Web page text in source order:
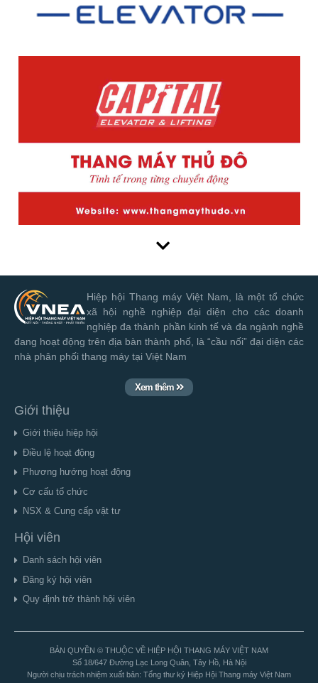
Hiệp hội Thang máy Việt Nam, là một tổ chức
xã hội nghề nghiệp đại diện cho các doanh
nghiệp đa thành phần kinh tế và đa ngành nghề
đang hoạt động trên địa bàn thành phố, là “cầu nối” đại diện các
nhà phân phối thang máy tại Việt Nam
Xem thêm
Giới thiệu
Giới thiệu hiệp hội
Điều lệ hoạt động
Phương hướng hoạt động
Cơ cấu tổ chức
NSX & Cung cấp vật tư
Hội viên
Danh sách hội viên
Đăng ký hội viên
Quy định trở thành hội viên
BẢN QUYỀN © THUỘC VỀ HIỆP HỘI THANG MÁY VIỆT NAM
Số 18/647 Đường Lạc Long Quân, Tây Hồ, Hà Nội
Người chịu trách nhiệm xuất bản: Tổng thư ký Hiệp Hội Thang máy Việt Nam